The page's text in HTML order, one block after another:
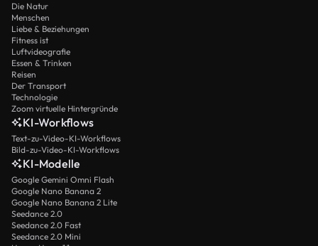
Die Natur
Menschen
Liebe & Beziehungen
Fitness ist
Luftvideografie
Essen & Trinken
Reisen
Der Transport
Technologie
Zoom virtuelle Hintergründe
KI-Workflows
Text-zu-Video-KI-Workflows
Bild-zu-Video-KI-Workflows
KI-Modelle
Google Gemini Omni Flash
Google Nano Banana 2
Google Nano Banana 2 Lite
Seedance 2.0
Seedance 2.0 Fast
Seedance 2.0 Mini